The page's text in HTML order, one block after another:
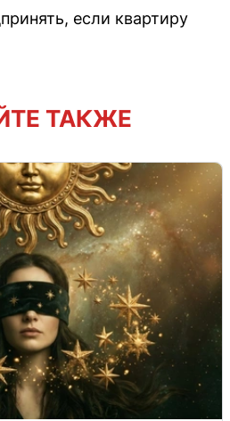
если квартиру
ТАКЖЕ